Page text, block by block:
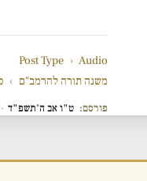
Post Type › Audio
משנה תורה להרמב"ם ›
פורסם: ט"ו אב ה'תשפ"ד ·